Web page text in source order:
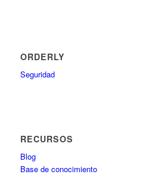
ORDERLY
Seguridad
RECURSOS
Blog
Base de conocimiento